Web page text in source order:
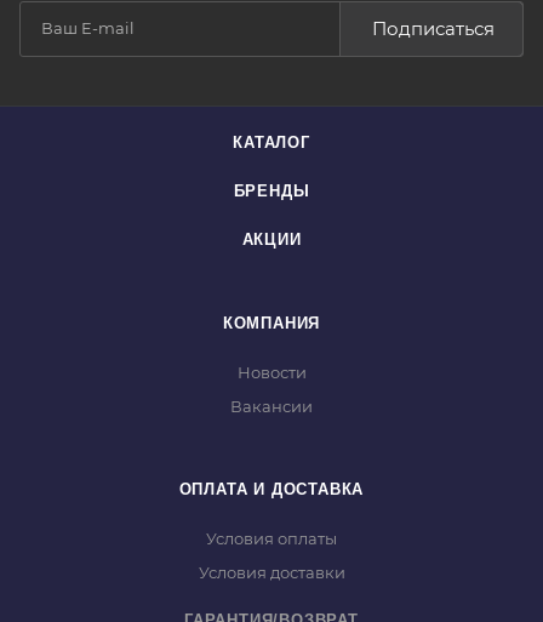
Подписаться
КАТАЛОГ
БРЕНДЫ
АКЦИИ
КОМПАНИЯ
Новости
Вакансии
ОПЛАТА И ДОСТАВКА
Условия оплаты
Условия доставки